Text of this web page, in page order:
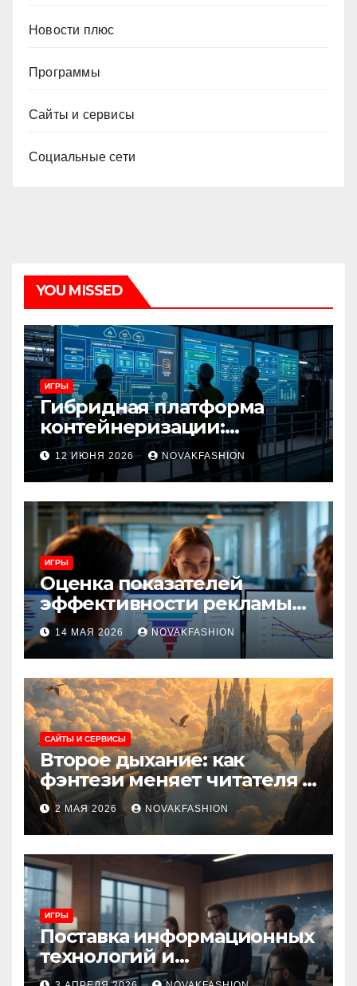
Новости плюс
Программы
Сайты и сервисы
Социальные сети
YOU MISSED
ИГРЫ
Гибридная платформа
контейнеризации:
архитектура, особенности
и сценарии использования
12 ИЮНЯ 2026 NOVAKFASHION
ИГРЫ
Оценка показателей
эффективности рекламы
при атрибуции
множественных точек
касания
14 МАЯ 2026 NOVAKFASHION
САЙТЫ И СЕРВИСЫ
Второе дыхание: как
фэнтези меняет читателя и
культуру
2 МАЯ 2026 NOVAKFASHION
ИГРЫ
Поставка информационных
технологий и
инновационные решения